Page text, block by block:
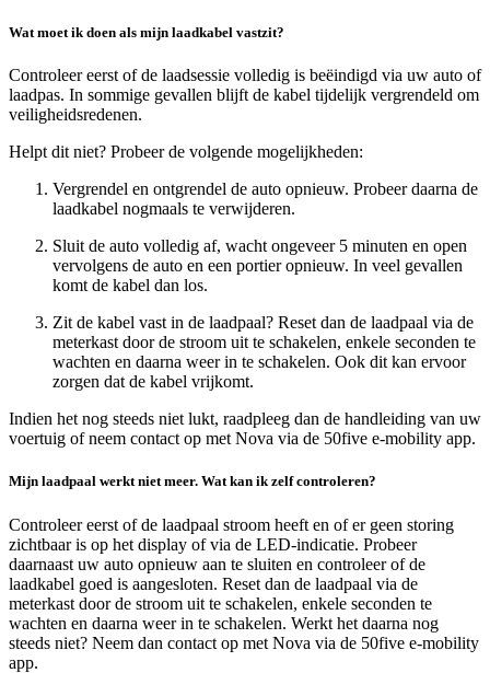
Wat moet ik doen als mijn laadkabel vastzit?
Controleer eerst of de laadsessie volledig is beëindigd via uw auto of
laadpas. In sommige gevallen blijft de kabel tijdelijk vergrendeld om
veiligheidsredenen.
Helpt dit niet? Probeer de volgende mogelijkheden:
Vergrendel en ontgrendel de auto opnieuw. Probeer daarna de
laadkabel nogmaals te verwijderen.
Sluit de auto volledig af, wacht ongeveer 5 minuten en open
vervolgens de auto en een portier opnieuw. In veel gevallen
komt de kabel dan los.
Zit de kabel vast in de laadpaal? Reset dan de laadpaal via de
meterkast door de stroom uit te schakelen, enkele seconden te
wachten en daarna weer in te schakelen. Ook dit kan ervoor
zorgen dat de kabel vrijkomt.
Indien het nog steeds niet lukt, raadpleeg dan de handleiding van uw
voertuig of neem contact op met Nova via de 50five e‑mobility app.
Mijn laadpaal werkt niet meer. Wat kan ik zelf controleren?
Controleer eerst of de laadpaal stroom heeft en of er geen storing
zichtbaar is op het display of via de LED-indicatie. Probeer
daarnaast uw auto opnieuw aan te sluiten en controleer of de
laadkabel goed is aangesloten. Reset dan de laadpaal via de
meterkast door de stroom uit te schakelen, enkele seconden te
wachten en daarna weer in te schakelen. Werkt het daarna nog
steeds niet? Neem dan contact op met Nova via de 50five e‑mobility
app.